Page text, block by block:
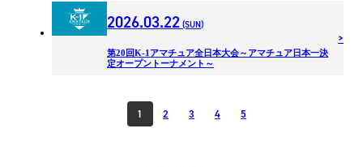
2026.03.22 (SUN)
第20回K-1アマチュア全日本大会～アマチュア日本一決
定オープントーナメント～
1 2 3 4 5